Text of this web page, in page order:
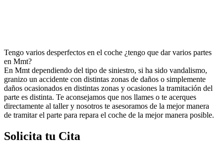
Tengo varios desperfectos en el coche ¿tengo que dar varios partes
en Mmt?
En Mmt dependiendo del tipo de siniestro, si ha sido vandalismo,
granizo un accidente con distintas zonas de daños o simplemente
daños ocasionados en distintas zonas y ocasiones la tramitación del
parte es distinta. Te aconsejamos que nos llames o te acerques
directamente al taller y nosotros te asesoramos de la mejor manera
de tramitar el parte para repara el coche de la mejor manera posible.
Solicita tu Cita